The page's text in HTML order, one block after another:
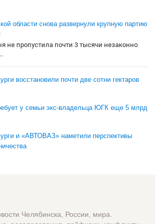
области снова развернули крупную партию
не пропустила почти 3 тысячи незаконно
восстановили почти две сотни гектаров
у семьи экс-владельца ЮГК еще 5 млрд
и «АВТОВАЗ» наметили перспективы
Челябинска, России, мира.